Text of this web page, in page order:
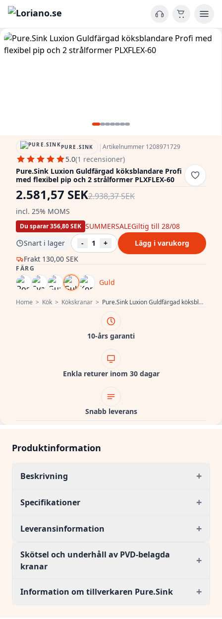
Home > Kök > Kökskranar > Pure.Sink Luxion Guldfärgad köksblandare Profi med flexibel pip och 2 strålformer PLXFLEX-60
PURE.SINK | Artikelnummer 1208971729
5.0(1 recensioner)
Pure.Sink Luxion Guldfärgad köksblandare Profi
med flexibel pip och 2 strålformer PLXFLEX-60
2.581,57 SEK2.938,37 SEK
incl. 25% MOMS
Du sparar 356,80 SEK SUMMERSALEGiltig till 28/08
Frakt 130,00 SEK
Snart i lager - 1 + Lägg i varukorg
FÄRG
Guld
10-års garanti
Enkla returer inom 30 dagar
Snabb leverans
Produktinformation
Beskrivning +
Specifikationer +
Leveransinformation +
Skötsel och underhåll av PVD-belagda
kranar
+
Information om tillverkaren Pure.Sink +